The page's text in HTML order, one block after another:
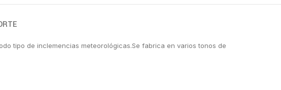
tipo de inclemencias meteorológicas.Se fabrica en varios tonos de